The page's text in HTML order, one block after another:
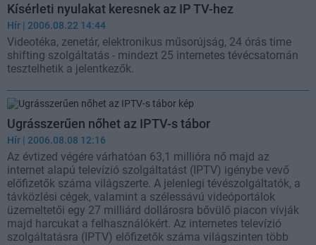
Kísérleti nyulakat keresnek az IP TV-hez
Hír | 2006.08.22 14:44
Videotéka, zenetár, elektronikus műsorújság, 24 órás time
shifting szolgáltatás - mindezt 25 internetes tévécsatornán
tesztelhetik a jelentkezők.
Ugrásszerűen nőhet az IPTV-s tábor
Hír | 2006.08.08 12:16
Az évtized végére várhatóan 63,1 millióra nő majd az
internet alapú televízió szolgáltatást (IPTV) igénybe vevő
előfizetők száma világszerte. A jelenlegi tévészolgáltatók, a
távközlési cégek, valamint a szélessávú videóportálok
üzemeltetői egy 27 milliárd dollárosra bővülő piacon vívják
majd harcukat a felhasználókért. Az internetes televízió
szolgáltatásra (IPTV) előfizetők száma világszinten több